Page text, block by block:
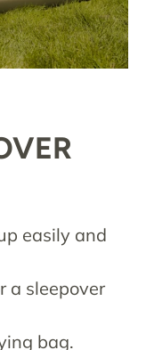
easily and
a sleepover
bag.